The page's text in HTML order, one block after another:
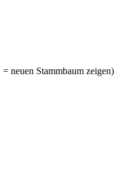
= neuen Stammbaum zeigen)